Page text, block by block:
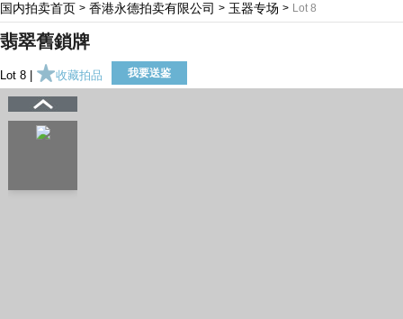
国内拍卖首页 > 香港永德拍卖有限公司 > 玉器专场 > Lot 8
翡翠舊鎖牌
Lot 8 | 收藏拍品 我要送鉴